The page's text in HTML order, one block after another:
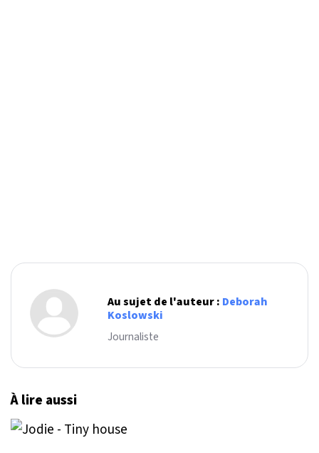
Au sujet de l'auteur : Deborah
Koslowski
Journaliste
À lire aussi